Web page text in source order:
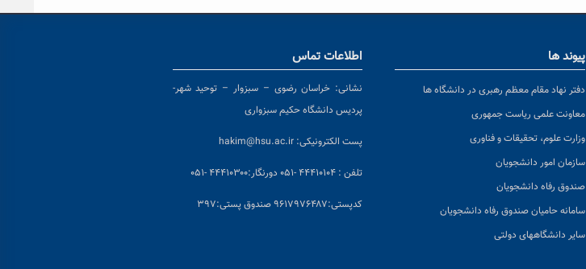
پیوند ها
دفتر نهاد مقام معظم رهبری در دانشگاه ها
معاونت علمی ریاست جمهوری
وزارت علوم، تحقیقات و فناوری
سازمان امور دانشجویان
صندوق رفاه دانشجویان
سامانه حامیان صندوق رفاه دانشجویان
سایر دانشگاههای دولتی
اطلاعات تماس
نشانی: خراسان رضوی – سبزوار – توحید شهر-
پردیس دانشگاه حکیم سبزواری
پست الکترونیکی: hakim@hsu.ac.ir
تلفن : ۴۴۴۱۰۱۰۴ -۰۵۱ دورنگار:۴۴۴۱۰۳۰۰ -۰۵۱
کدپستی:۹۶۱۷۹۷۶۴۸۷ صندوق پستی:۳۹۷